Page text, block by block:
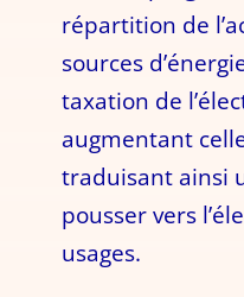
répartition de
sources
taxation de
augmentant
traduisant ainsi
pousser vers
usages.